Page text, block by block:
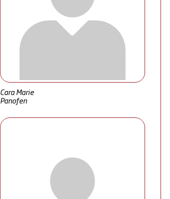
Cara Marie
Panofen